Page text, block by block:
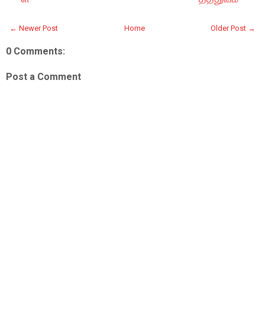
← Newer Post Older Post →
Home
0 Comments:
Post a Comment